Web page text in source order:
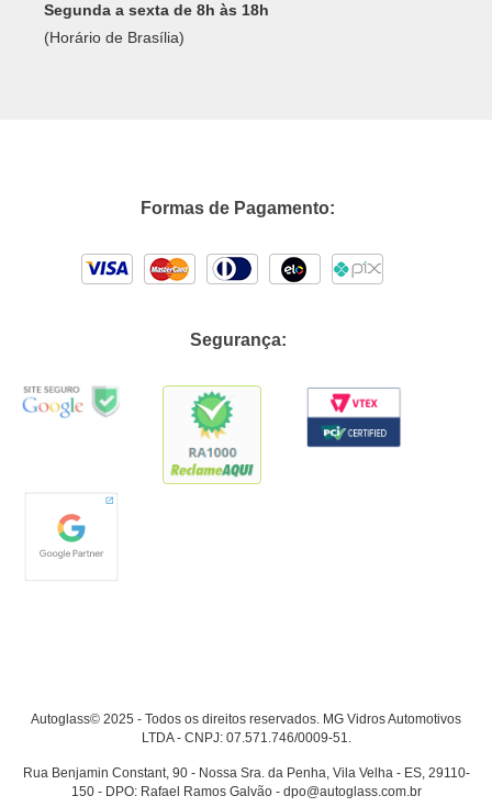
Segunda a sexta de 8h às 18h
(Horário de Brasília)
Formas de Pagamento:
Segurança:
Autoglass© 2025 - Todos os direitos reservados. MG Vidros Automotivos
LTDA - CNPJ: 07.571.746/0009-51.
Rua Benjamin Constant, 90 - Nossa Sra. da Penha, Vila Velha - ES, 29110-
150 - DPO: Rafael Ramos Galvão - dpo@autoglass.com.br